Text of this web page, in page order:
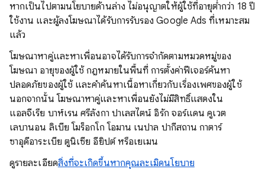
หากเป็นไปตามนโยบายด้านล่าง ไม่อนุญาตให้ผู้ใช้ที่อายุต่ำกว่า 18 ปี
ใช้งาน และผู้ลงโฆษณาได้รับการรับรอง Google Ads ที่เหมาะสม
แล้ว
โฆษณาหาคู่และหาเพื่อนอาจได้รับการจำกัดตามหมวดหมู่ของ
โฆษณา อายุของผู้ใช้ กฎหมายในพื้นที่ การตั้งค่าฟีเจอร์ค้นหา
ปลอดภัยของผู้ใช้ และคำค้นหาเนื้อหาเกี่ยวกับเรื่องเพศของผู้ใช้
นอกจากนั้น โฆษณาหาคู่และหาเพื่อนยังไม่มีสิทธิ์แสดงใน
แอลจีเรีย บาห์เรน ศรีลังกา ปาเลสไตน์ อิรัก จอร์แดน คูเวต
เลบานอน ลิเบีย โมร็อกโก โอมาน เนปาล ปากีสถาน กาตาร์
ซาอุดีอาระเบีย ตูนิเซีย อียิปต์ หรือเยเมน
ดูรายละเอียดสิ่งที่จะเกิดขึ้นหากคุณละเมิดนโยบาย